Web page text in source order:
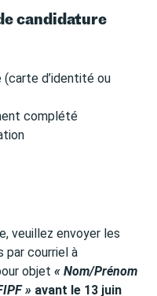
candidature
(carte d’identité ou
complété
veuillez envoyer les
par courriel à
objet « Nom/Prénom
» avant le 13 juin